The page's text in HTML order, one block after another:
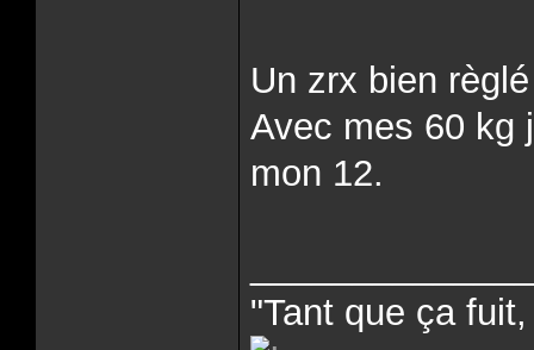
Un zrx bien
Avec mes 60 kg
mon 12.
"Tant que ça